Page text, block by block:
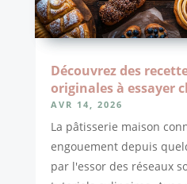
Découvrez des
originales à essayer
AVR 14, 2026
La pâtisserie maison
engouement depuis
par l'essor des réseaux